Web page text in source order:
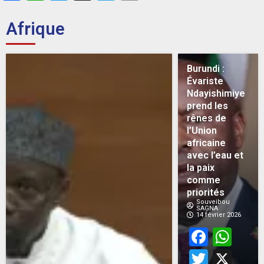
Afrique
Burundi :
Évariste
Ndayishimiye
prend les
rênes de
l’Union
africaine
avec l’eau et
la paix
comme
priorités
Souveibou
SAGNA
14 février 2026
X